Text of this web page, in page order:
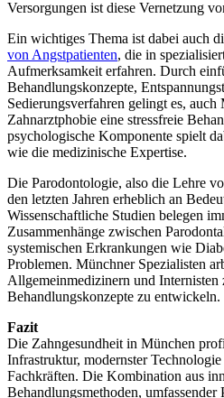
Versorgungen ist diese Vernetzung
Ein wichtiges Thema ist dabei auch
von Angstpatienten, die in
Aufmerksamkeit erfahren. Durch
Behandlungskonzepte,
Sedierungsverfahren gelingt es, auch
Zahnarztphobie eine stressfreie
psychologische Komponente spielt
wie die medizinische Expertise.
Die Parodontologie, also die Lehre
den letzten Jahren erheblich an
Wissenschaftliche Studien belegen
Zusammenhänge zwischen
systemischen Erkrankungen wie
Problemen. Münchner Spezialisten
Allgemeinmedizinern und Internisten
Behandlungskonzepte zu entwickeln.
Fazit
Die Zahngesundheit in München
Infrastruktur, modernster
Fachkräften. Die Kombination aus
Behandlungsmethoden, umfassender